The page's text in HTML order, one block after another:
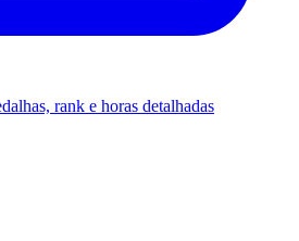
rank e horas detalhadas